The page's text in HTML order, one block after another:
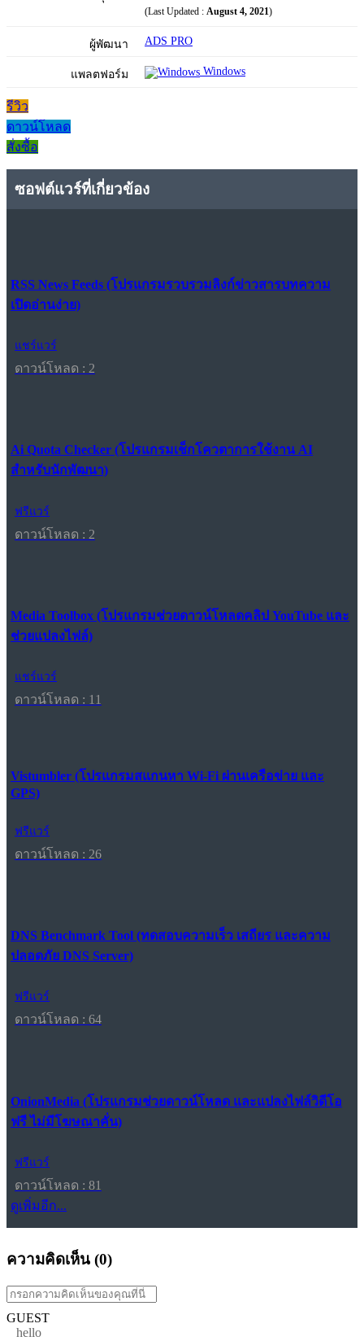
(Last Updated : August 4, 2021)
ผู้พัฒนา ADS PRO
แพลตฟอร์ม Windows
รีวิว
ดาวน์โหลด
สั่งซื้อ
ซอฟต์แวร์ที่เกี่ยวข้อง
RSS News Feeds (โปรแกรมรวบรวมลิงก์ข่าวสารบทความ
เปิดอ่านง่าย)
แชร์แวร์
ดาวน์โหลด : 2
Ai Quota Checker (โปรแกรมเช็กโควตาการใช้งาน AI
สำหรับนักพัฒนา)
ฟรีแวร์
ดาวน์โหลด : 2
Media Toolbox (โปรแกรมช่วยดาวน์โหลดคลิป YouTube และ
ช่วยแปลงไฟล์)
แชร์แวร์
ดาวน์โหลด : 11
Vistumbler (โปรแกรมสแกนหา Wi-Fi ผ่านเครือข่าย และ
GPS)
ฟรีแวร์
ดาวน์โหลด : 26
DNS Benchmark Tool (ทดสอบความเร็ว เสถียร และความ
ปลอดภัย DNS Server)
ฟรีแวร์
ดาวน์โหลด : 64
OnionMedia (โปรแกรมช่วยดาวน์โหลด และแปลงไฟล์วิดีโอ
ฟรี ไม่มีโฆษณาคั่น)
ฟรีแวร์
ดาวน์โหลด : 81
ดูเพิ่มอีก...
ความคิดเห็น (0)
GUEST
hello